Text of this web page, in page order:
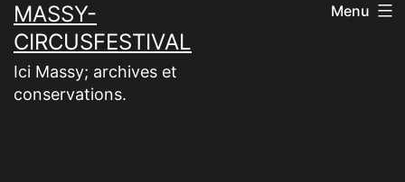
MASSY-
CIRCUSFESTIVAL
Ici Massy; archives et
conservations.
Menu